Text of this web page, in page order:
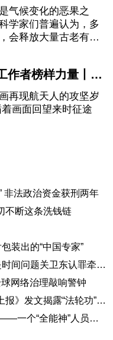
气候变化的恶果之
学家们普遍认为，多
会释放大量古老有机
一颗随时会被引爆的航天科技工作者榜样力量丨钱学森——以身筑航天，赤心铸国魂
再现航天人的攻坚岁
画面回望来时征途
非法政治资金获刑两年
不断这条洗钱链
装出的“中国专家”
罪牵出与《大纪元时报》资金链条
网络治理敲响警钟
露“法轮功”邪教本质答记者问
“全能神”人员的重生